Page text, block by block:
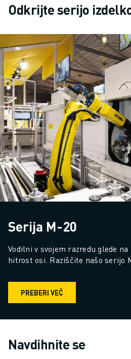
Odkrijte serijo
Serija M-20
Vodilni v svojem razredu glede
hitrost osi. Raziščite našo serijo
PREBERI VEČ
Navdihnite se